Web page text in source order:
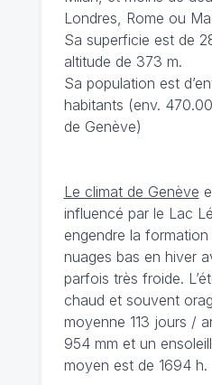
Londres, Rome ou
Sa superficie est de
altitude de 373 m.
Sa population est
habitants (env.
de Genève)
Le climat de Genève
influencé par le Lac
engendre la
nuages bas en hiver
parfois très froide.
chaud et souvent
moyenne 113 jours /
954 mm et un
moyen est de 1694 h.